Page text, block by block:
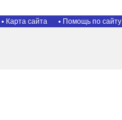
Карта сайта Помощь по сайту